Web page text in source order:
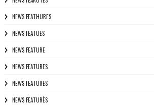
NEWS FEATHURES
NEWS FEATUES
NEWS FEATURE
NEWS FEATURES
NEWS FEATURES
NEWS FEATURÈS